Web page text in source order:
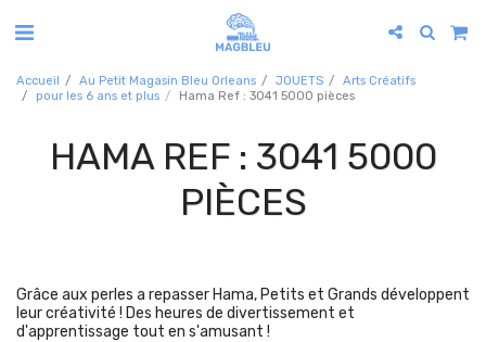
Accueil Au Petit Magasin Bleu Orleans JOUETS
Arts Créatifs
pour les 6 ans et plus
Hama Ref : 3041 5000 pièces
HAMA REF : 3041 5000
PIÈCES
Grâce aux perles a repasser Hama, Petits et Grands développent
leur créativité ! Des heures de divertissement et
d'apprentissage tout en s'amusant !